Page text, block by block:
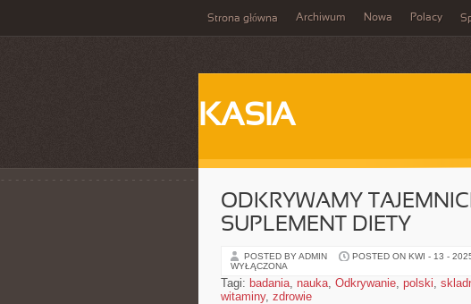
Strona główna Archiwum Nowa Polacy
KASIA
ODKRYWAMY
SUPLEMENT DIETY
POSTED BY ADMIN POSTED ON KWI - 13 -
WYŁĄCZONA
Tagi: badania, nauka, Odkrywanie, polski,
witaminy, zdrowie